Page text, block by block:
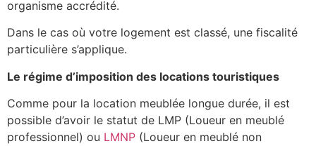
organisme accrédité.
Dans le cas où votre logement est classé, une fiscalité
particulière s’applique.
Le régime d’imposition des locations touristiques
Comme pour la location meublée longue durée, il est
possible d’avoir le statut de LMP (Loueur en meublé
professionnel) ou LMNP (Loueur en meublé non